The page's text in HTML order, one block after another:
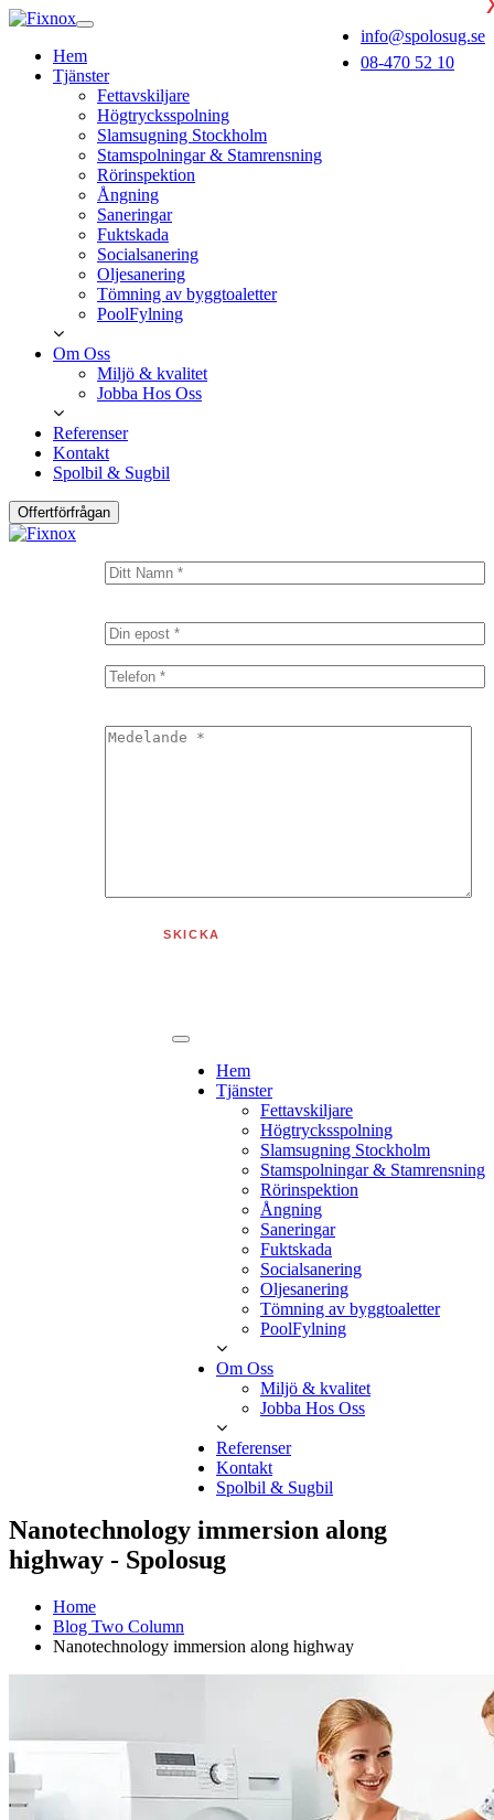
info@spolosug.se
08-470 52 10
Hem
Tjänster
Fettavskiljare
Högtrycksspolning
Slamsugning Stockholm
Stamspolningar & Stamrensning
Rörinspektion
Ångning
Saneringar
Fuktskada
Socialsanering
Oljesanering
Tömning av byggtoaletter
PoolFylning
Om Oss
Miljö & kvalitet
Jobba Hos Oss
Referenser
Kontakt
Spolbil & Sugbil
Offertförfrågan
Hem
Tjänster
Fettavskiljare
Högtrycksspolning
Slamsugning Stockholm
Stamspolningar & Stamrensning
Rörinspektion
Ångning
Saneringar
Fuktskada
Socialsanering
Oljesanering
Tömning av byggtoaletter
PoolFylning
Om Oss
Miljö & kvalitet
Jobba Hos Oss
Referenser
Kontakt
Spolbil & Sugbil
Nanotechnology immersion along
highway - Spolosug
Home
Blog Two Column
Nanotechnology immersion along highway